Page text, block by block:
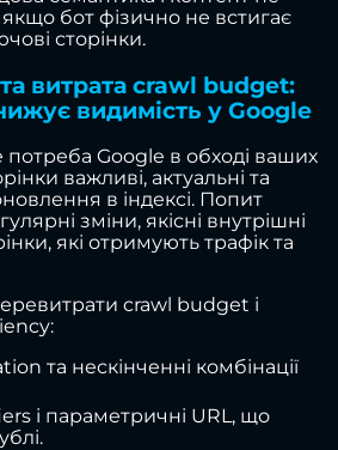
бот фізично не встигає
сторінки.
витрата crawl budget:
видимість у Google
Google в обході ваших
важливі, актуальні та
в індексі. Попит
зміни, якісні внутрішні
які отримують трафік та
crawl budget і
та нескінченні комбінації
і параметричні URL, що